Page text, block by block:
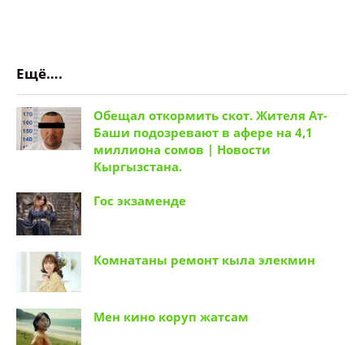
Ещё….
Обещал откормить скот. Жителя Ат-
Баши подозревают в афере на 4,1
миллиона сомов | Новости
Кыргызстана.
Гос экзаменде
Комнатаны ремонт кыла элекмин
Мен кино коруп жатсам